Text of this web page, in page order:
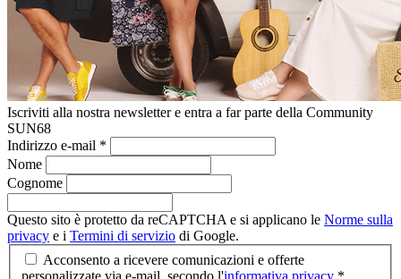
Iscriviti alla nostra newsletter e entra a far parte della Community
SUN68
Indirizzo e-mail *
Nome
Cognome
Questo sito è protetto da reCAPTCHA e si applicano le Norme sulla
privacy e i Termini di servizio di Google.
Acconsento a ricevere comunicazioni e offerte